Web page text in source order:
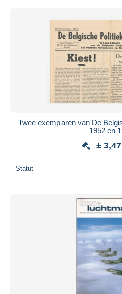
Twee exemplaren van De
1952 en
±
Statut